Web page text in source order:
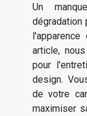
Un
dégradation
article,
pour
design.
de votre
maximiser